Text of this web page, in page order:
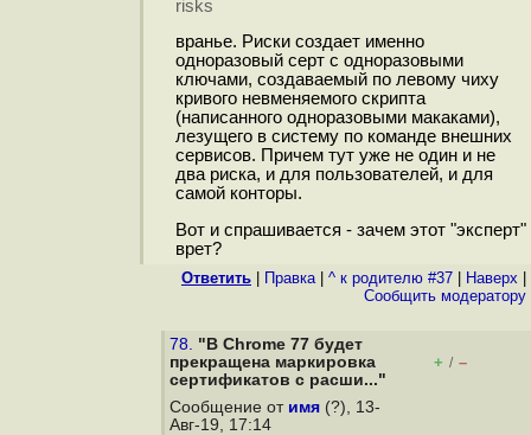
risks
вранье. Риски создает именно
одноразовый серт с одноразовыми
ключами, создаваемый по левому чиху
кривого невменяемого скрипта
(написанного одноразовыми макаками),
лезущего в систему по команде внешних
сервисов. Причем тут уже не один и не
два риска, и для пользователей, и для
самой конторы.
Вот и спрашивается - зачем этот "эксперт"
врет?
Ответить Правка| ^ к родителю #37 Наверх
Cообщить модератору
78. "В Chrome 77 будет
прекращена маркировка
сертификатов с расши..."
+ / –
Сообщение от имя (?), 13-
Авг-19, 17:14